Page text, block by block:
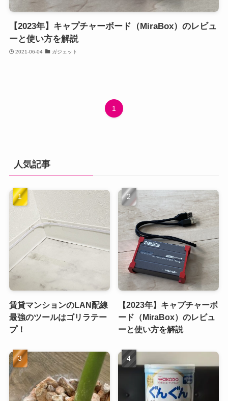
【2023年】キャプチャーボード（MiraBox）のレビュ
ーと使い方を解説
2021-06-04 ガジェット
1
人気記事
賃貸マンションのLAN配線
最強のツールはゴリラテー
プ！
【2023年】キャプチャーボ
ード（MiraBox）のレビュ
ーと使い方を解説